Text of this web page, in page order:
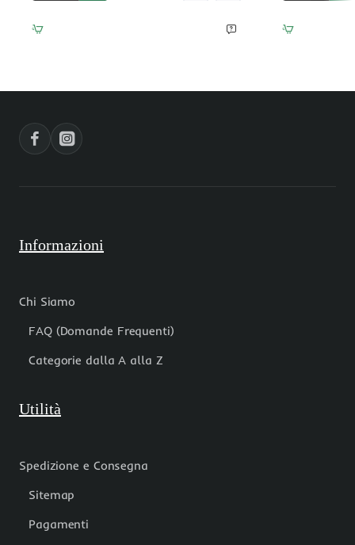
vite
con
mm
1
pz
a
pressione
Informazioni
Chi Siamo
FAQ (Domande Frequenti)
Categorie dalla A alla Z
Utilità
Spedizione e Consegna
Sitemap
Pagamenti